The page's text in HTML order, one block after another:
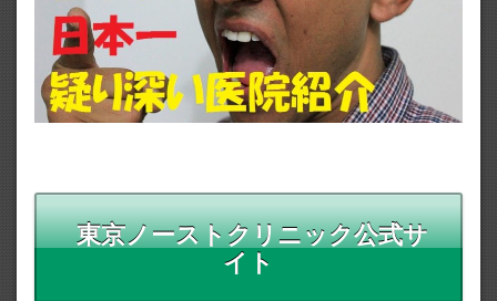
東京ノーストクリニック公式サ
イト